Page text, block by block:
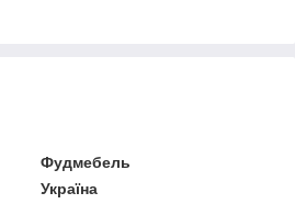
Фудмебель
Україна